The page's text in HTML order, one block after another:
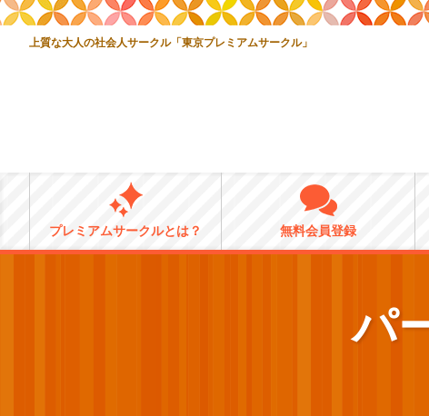
上質な大人の社会人サークル「東京プレミアムサークル」
プレミアムサークルとは？ 無料会員登録
パ